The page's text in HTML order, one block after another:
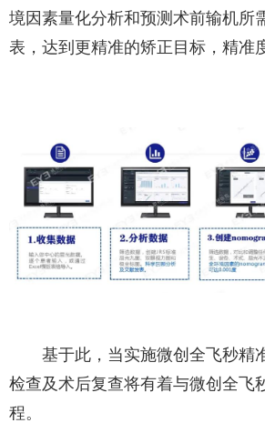
境因素量化分析和预测术前输机所
表，达到更精准的矫正目标，精准
基于此，当实施微创全飞秒精
检查及术后复查将有着与微创全飞
程。